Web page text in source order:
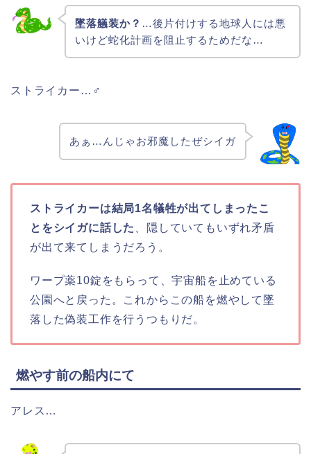
墜落艤装か？ …後片付けする地球人には悪
いけど蛇化計画を阻止するためだな…
ストライカー…♂
あぁ…んじゃお邪魔したぜシイガ
ストライカーは結局1名犠牲が出てしまったこ
とをシイガに話した
、隠していてもいずれ矛盾
が出て来てしまうだろう。
ワープ薬10錠をもらって、宇宙船を止めている
公園へと戻った。これからこの船を燃やして墜
落した偽装工作を行うつもりだ。
燃やす前の船内にて
アレス…